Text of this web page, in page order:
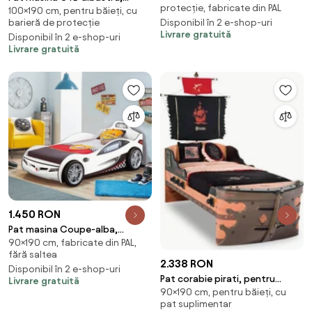
colectia Champion Racer
100x190 cm
100×190 cm, pentru băieți, cu
barieră de protecție
Disponibil în 2 e-shop-uri
Livrare gratuită
Design Premium
protecție, fabricate din PAL
Disponibil în 2 e-shop-uri
Livrare gratuită
1.450 RON
Pat masina Coupe-alba,
colectia Champion Racer
90x190 Cm
90×190 cm, fabricate din PAL,
fără saltea
Disponibil în 2 e-shop-uri
Livrare gratuită
2.338 RON
Pat corabie pirati, pentru
camera copii Colectia Pirate
90x190 cm
90×190 cm, pentru băieți, cu
pat suplimentar